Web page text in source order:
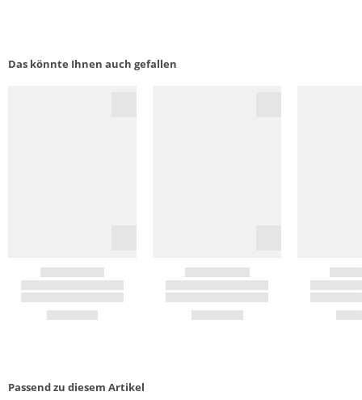
Das könnte Ihnen auch gefallen
Passend zu diesem Artikel